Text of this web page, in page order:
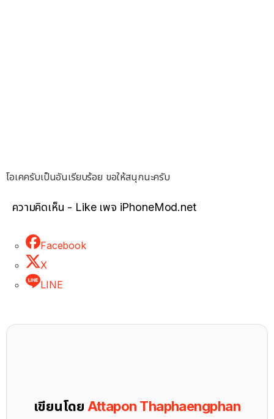
โอเคครับเป็นอันเรียบร้อย ขอให้สนุกนะครับ
ความคิดเห็น - Like เพจ iPhoneMod.net
Facebook
X
LINE
เขียนโดย Attapon Thaphaengphan